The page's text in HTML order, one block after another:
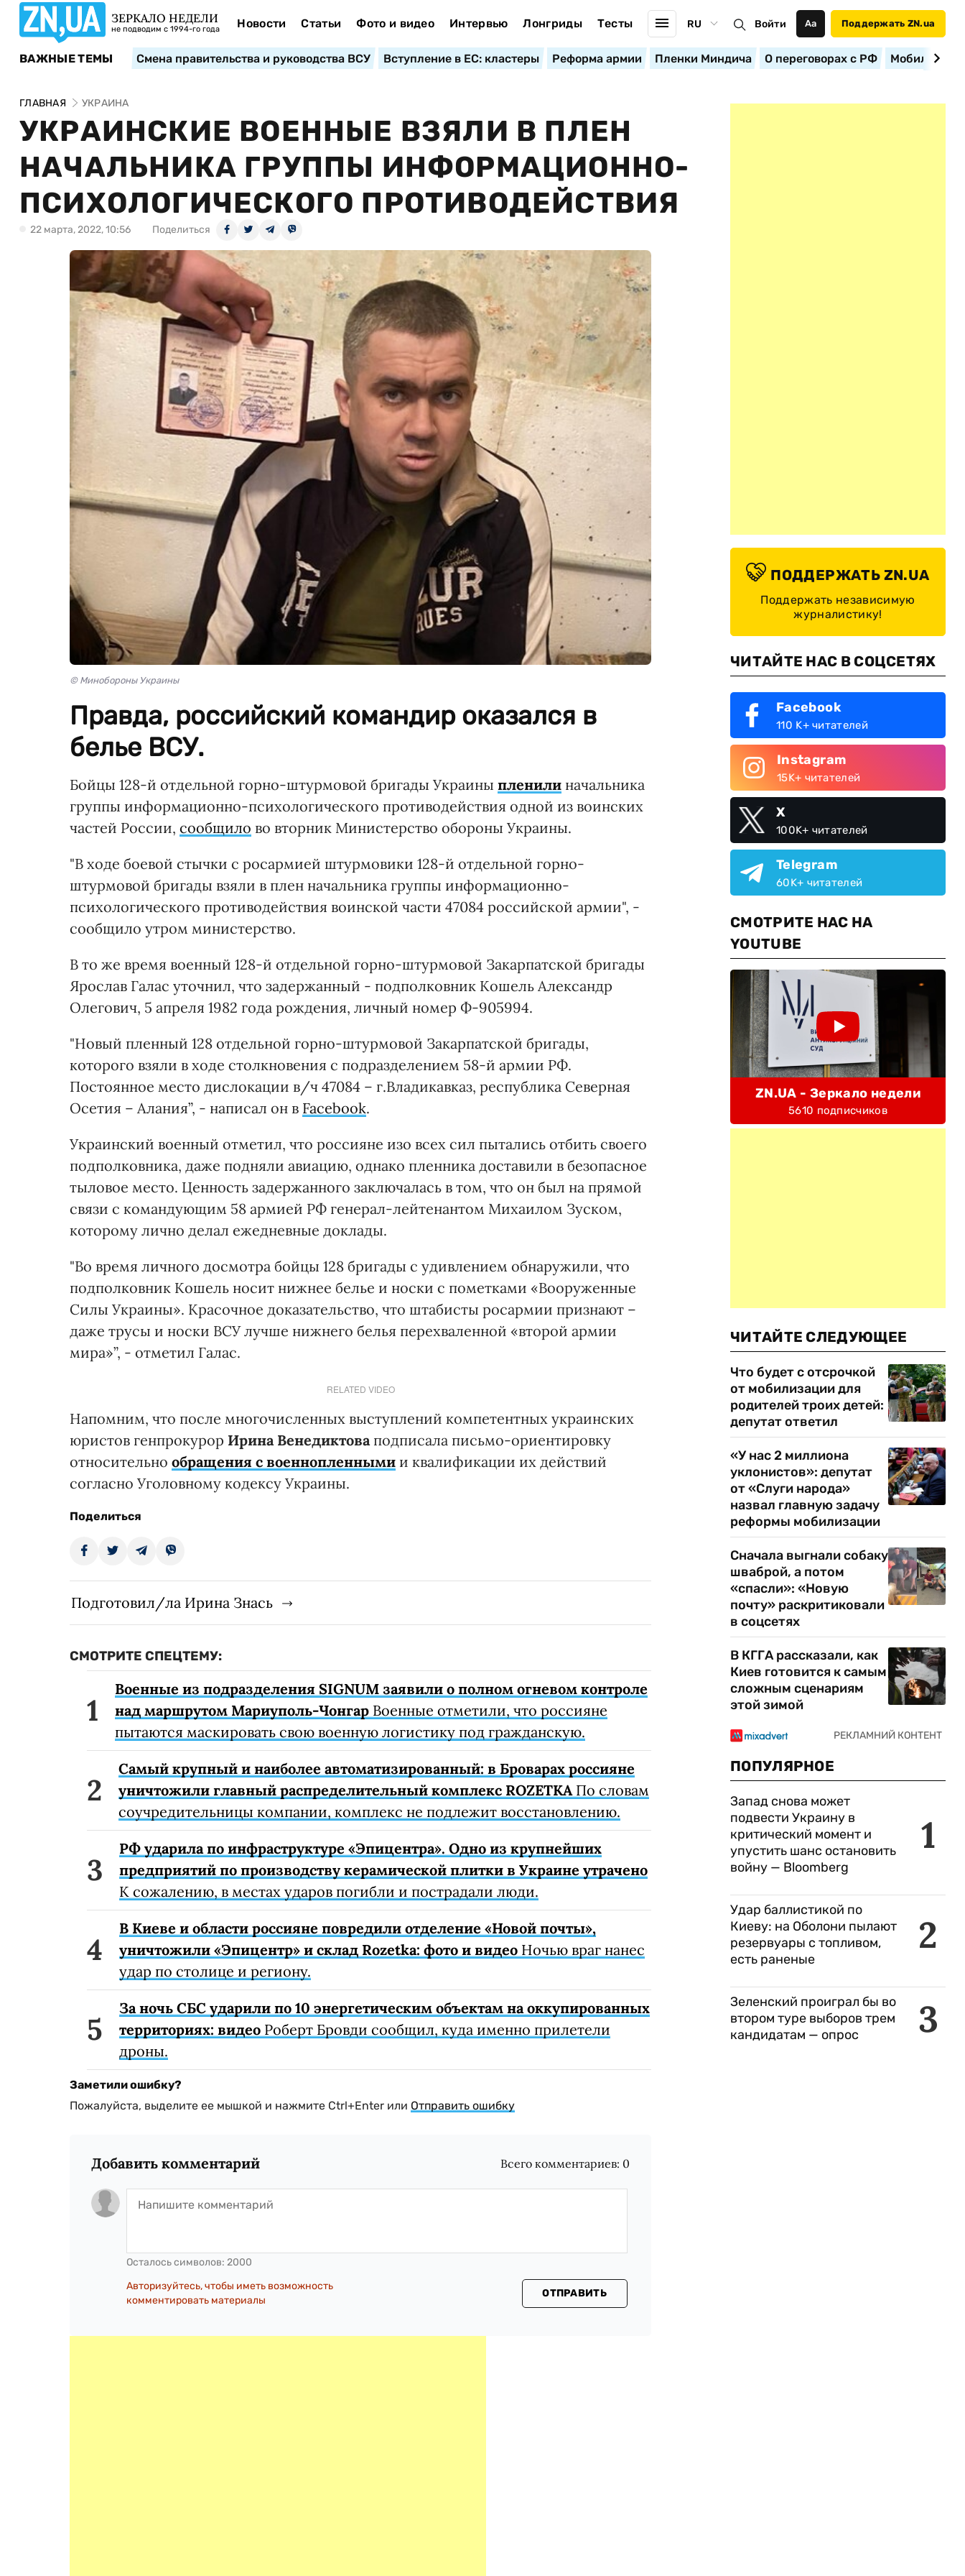
ЗЕРКАЛО НЕДЕЛИ
не подводим с 1994-го года Новости Статьи Фото и видео Интервью Лонгриды Тесты RU Войти Аа Поддержать ZN.ua
ВАЖНЫЕ ТЕМЫ Смена правительства и руководства ВСУ Вступление в ЕС: кластеры Реформа армии Пленки Миндича О переговорах с РФ
ГЛАВНАЯ УКРАИНА
УКРАИНСКИЕ ВОЕННЫЕ ВЗЯЛИ В ПЛЕН
НАЧАЛЬНИКА ГРУППЫ ИНФОРМАЦИОННО-
ПСИХОЛОГИЧЕСКОГО ПРОТИВОДЕЙСТВИЯ
22 марта, 2022, 10:56 Поделиться
© Минобороны Украины
Правда, российский командир оказался в
белье ВСУ.
Бойцы 128-й отдельной горно-штурмовой бригады Украины пленили начальника
группы информационно-психологического противодействия одной из воинских
частей России, сообщило во вторник Министерство обороны Украины.
"В ходе боевой стычки с росармией штурмовики 128-й отдельной горно-
штурмовой бригады взяли в плен начальника группы информационно-
психологического противодействия воинской части 47084 российской армии", -
сообщило утром министерство.
В то же время военный 128-й отдельной горно-штурмовой Закарпатской бригады
Ярослав Галас уточнил, что задержанный - подполковник Кошель Александр
Олегович, 5 апреля 1982 года рождения, личный номер Ф-905994.
"Новый пленный 128 отдельной горно-штурмовой Закарпатской бригады,
которого взяли в ходе столкновения с подразделением 58-й армии РФ.
Постоянное место дислокации в/ч 47084 – г.Владикавказ, республика Северная
Осетия – Алания”, - написал он в Facebook.
Украинский военный отметил, что россияне изо всех сил пытались отбить своего
подполковника, даже подняли авиацию, однако пленника доставили в безопасное
тыловое место. Ценность задержанного заключалась в том, что он был на прямой
связи с командующим 58 армией РФ генерал-лейтенантом Михаилом Зуском,
которому лично делал ежедневные доклады.
"Во время личного досмотра бойцы 128 бригады с удивлением обнаружили, что
подполковник Кошель носит нижнее белье и носки с пометками «Вооруженные
Силы Украины». Красочное доказательство, что штабисты росармии признают –
даже трусы и носки ВСУ лучше нижнего белья перехваленной «второй армии
мира»”, - отметил Галас.
RELATED VIDEO
Напомним, что после многочисленных выступлений компетентных украинских
юристов генпрокурор Ирина Венедиктова подписала письмо-ориентировку
относительно обращения с военнопленными и квалификации их действий
согласно Уголовному кодексу Украины.
Поделиться
Подготовил/ла Ирина Знась
СМОТРИТЕ СПЕЦТЕМУ:
Военные из подразделения SIGNUM заявили о полном огневом контроле
над маршрутом Мариуполь-Чонгар Военные отметили, что россияне
пытаются маскировать свою военную логистику под гражданскую.
Самый крупный и наиболее автоматизированный: в Броварах россияне
уничтожили главный распределительный комплекс ROZETKAПо словам
соучредительницы компании, комплекс не подлежит восстановлению.
РФ ударила по инфраструктуре «Эпицентра». Одно из крупнейших
предприятий по производству керамической плитки в Украине утрачено
К сожалению, в местах ударов погибли и пострадали люди.
В Киеве и области россияне повредили отделение «Новой почты»,
уничтожили «Эпицентр» и склад Rozetka: фото и видео Ночью враг нанес
удар по столице и региону.
За ночь СБС ударили по 10 энергетическим объектам на оккупированных
территориях: видео Роберт Бровди сообщил, куда именно прилетели
дроны.
Заметили ошибку?
Пожалуйста, выделите ее мышкой и нажмите Ctrl+Enter или Отправить ошибку
Добавить комментарий Всего комментариев: 0
Осталось символов: 2000
Авторизуйтесь, чтобы иметь возможность
комментировать материалы
ОТПРАВИТЬ
ПОДДЕРЖАТЬ ZN.UA
Поддержать независимую
журналистику!
ЧИТАЙТЕ НАС В СОЦСЕТЯХ
Facebook
110 K+ читателей
Instagram
15K+ читателей
X
100K+ читателей
Telegram
60K+ читателей
СМОТРИТЕ НАС НА
YOUTUBE
ZN.UA - Зеркало недели
5610 подписчиков
ЧИТАЙТЕ СЛЕДУЮЩЕЕ
Что будет с отсрочкой
от мобилизации для
родителей троих детей:
депутат ответил
«У нас 2 миллиона
уклонистов»: депутат
от «Слуги народа»
назвал главную задачу
реформы мобилизации
Сначала выгнали собаку
шваброй, а потом
«спасли»: «Новую
почту» раскритиковали
в соцсетях
В КГГА рассказали, как
Киев готовится к самым
сложным сценариям
этой зимой
ПОПУЛЯРНОЕ
1
Запад снова может
подвести Украину в
критический момент и
упустить шанс остановить
войну — Bloomberg
2
Удар баллистикой по
Киеву: на Оболони пылают
резервуары с топливом,
есть раненые
3
Зеленский проиграл бы во
втором туре выборов трем
кандидатам — опрос